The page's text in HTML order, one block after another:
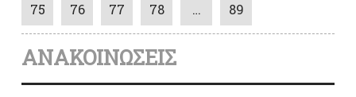
75
76 77 78 … 89
ΑΝΑΚΟΙΝΩΣΕΙΣ